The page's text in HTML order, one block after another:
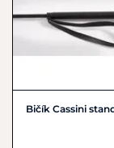
Bičík Cassini